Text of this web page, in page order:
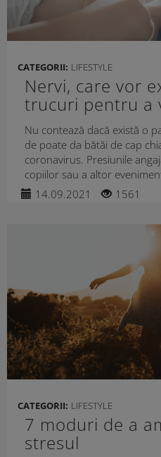
CATEGORII: LIFESTYLE
Nervi, care vor
trucuri pentru a
relaxați
Nu contează dacă există o
de poate da bătăi de cap
coronavirus. Presiunile
copiilor sau a altor
14.09.2021
1561
CATEGORII: LIFESTYLE
7 moduri de a
stresul